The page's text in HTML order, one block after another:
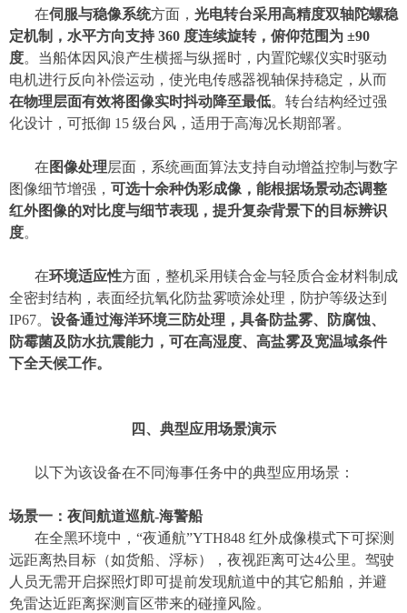
在伺服与稳像系统方面， 光电转台采用高精度双轴陀螺稳
定机制，水平方向支持 360 度连续旋转，俯仰范围为 ±90
度。当船体因风浪产生横摇与纵摇时，内置陀螺仪实时驱动
电机进行反向补偿运动，使光电传感器视轴保持稳定，从而
在物理层面有效将图像实时抖动降至最低。转台结构经过强
化设计，可抵御 15 级台风，适用于高海况长期部署。
在 图像处理层面，系统画面算法支持自动增益控制与数字
图像细节增强， 可选十余种伪彩成像，能根据场景动态调整
红外图像的对比度与细节表现，提升复杂背景下的目标辨识
度。
在环境适应性方面，整机采用镁合金与轻质合金材料制成
全密封结构，表面经抗氧化防盐雾喷涂处理，防护等级达到
IP67。 设备通过海洋环境三防处理，具备防盐雾、防腐蚀、
防霉菌及防水抗震能力，可在高湿度、高盐雾及宽温域条件
下全天候工作。
四、典型应用场景演示
以下为该设备在不同海事任务中的典型应用场景 ：
场景一：夜间航道巡航-海警船
在全黑环境中 ， “夜通航”YTH848 红外成像模式下可探测
远距离热目标（如货船、浮标）， 夜视距离可达4公里 。驾驶
人员无需开启探照灯即可提前发现航道中的其它船舶， 并避
免雷达近距离探测盲区带来的碰撞风险。